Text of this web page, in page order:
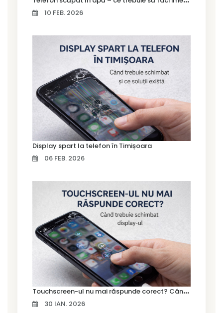
10 FEB. 2026
Display spart la telefon în Timișoara
06 FEB. 2026
T
ouchscreen-ul nu mai răspunde corect? Când trebuie schimbat display-ul
30 IAN. 2026